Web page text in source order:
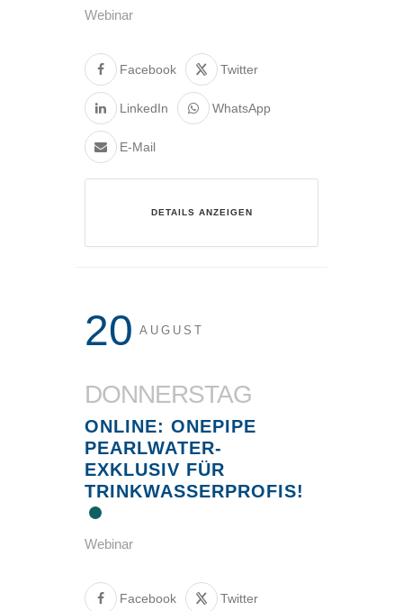
Webinar
Facebook Twitter
LinkedIn WhatsApp
E-Mail
DETAILS ANZEIGEN
20 AUGUST
DONNERSTAG
ONLINE: ONEPIPE
PEARLWATER-
EXKLUSIV FÜR
TRINKWASSERPROFIS!
Webinar
Facebook Twitter